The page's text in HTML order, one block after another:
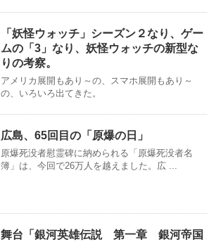
「妖怪ウォッチ」シーズン２なり、ゲー
ムの「3」なり、妖怪ウォッチの新型な
りの考察。
アメリカ展開もあり～の、スマホ展開もあり～
の、いろいろ出てきた。
広島、65回目の「原爆の日」
原爆死没者慰霊碑に納められる「原爆死没者名
簿」は、今回で26万人を越えました。広 ...
舞台「銀河英雄伝説 第一章 銀河帝国